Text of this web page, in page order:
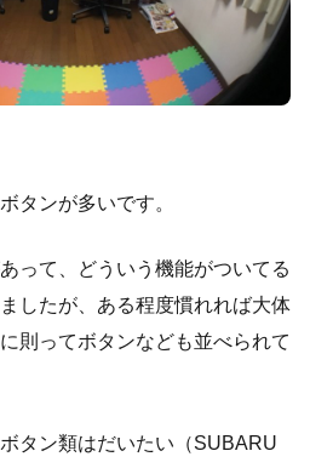
タンが多いです。
って、どういう機能がついてる
したが、ある程度慣れれば大体
則ってボタンなども並べられて
タン類はだいたい（SUBARU